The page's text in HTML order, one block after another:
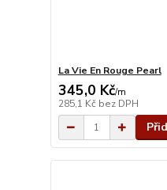
La Vie En Rouge Pearl
345,0 Kč/m
285,1 Kč bez DPH